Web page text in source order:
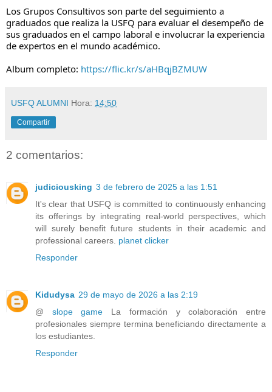
Los Grupos Consultivos son parte del seguimiento a
graduados que realiza la USFQ para evaluar el desempeño de
sus graduados en el campo laboral e involucrar la experiencia
de expertos en el mundo académico.
Album completo: https://flic.kr/s/aHBqjBZMUW
USFQ ALUMNI Hora: 14:50
Compartir
2 comentarios:
judiciousking 3 de febrero de 2025 a las 1:51
It's clear that USFQ is committed to continuously enhancing
its offerings by integrating real-world perspectives, which
will surely benefit future students in their academic and
professional careers. planet clicker
Responder
Kidudysa 29 de mayo de 2026 a las 2:19
@ slope game La formación y colaboración entre
profesionales siempre termina beneficiando directamente a
los estudiantes.
Responder